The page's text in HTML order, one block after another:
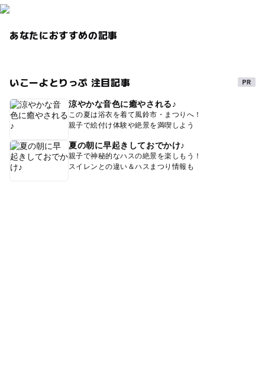
あなたにおすすめの記事
いこーよとりっぷ 注目記事
涼やかな音色に癒やされる♪
この夏は浴衣を着て風鈴市・まつりへ！
親子で絵付け体験や絶景を満喫しよう
夏の朝に早起きしておでかけ♪
親子で神秘的なハスの絶景を楽しもう！
スイレンとの違い＆ハスまつり情報も